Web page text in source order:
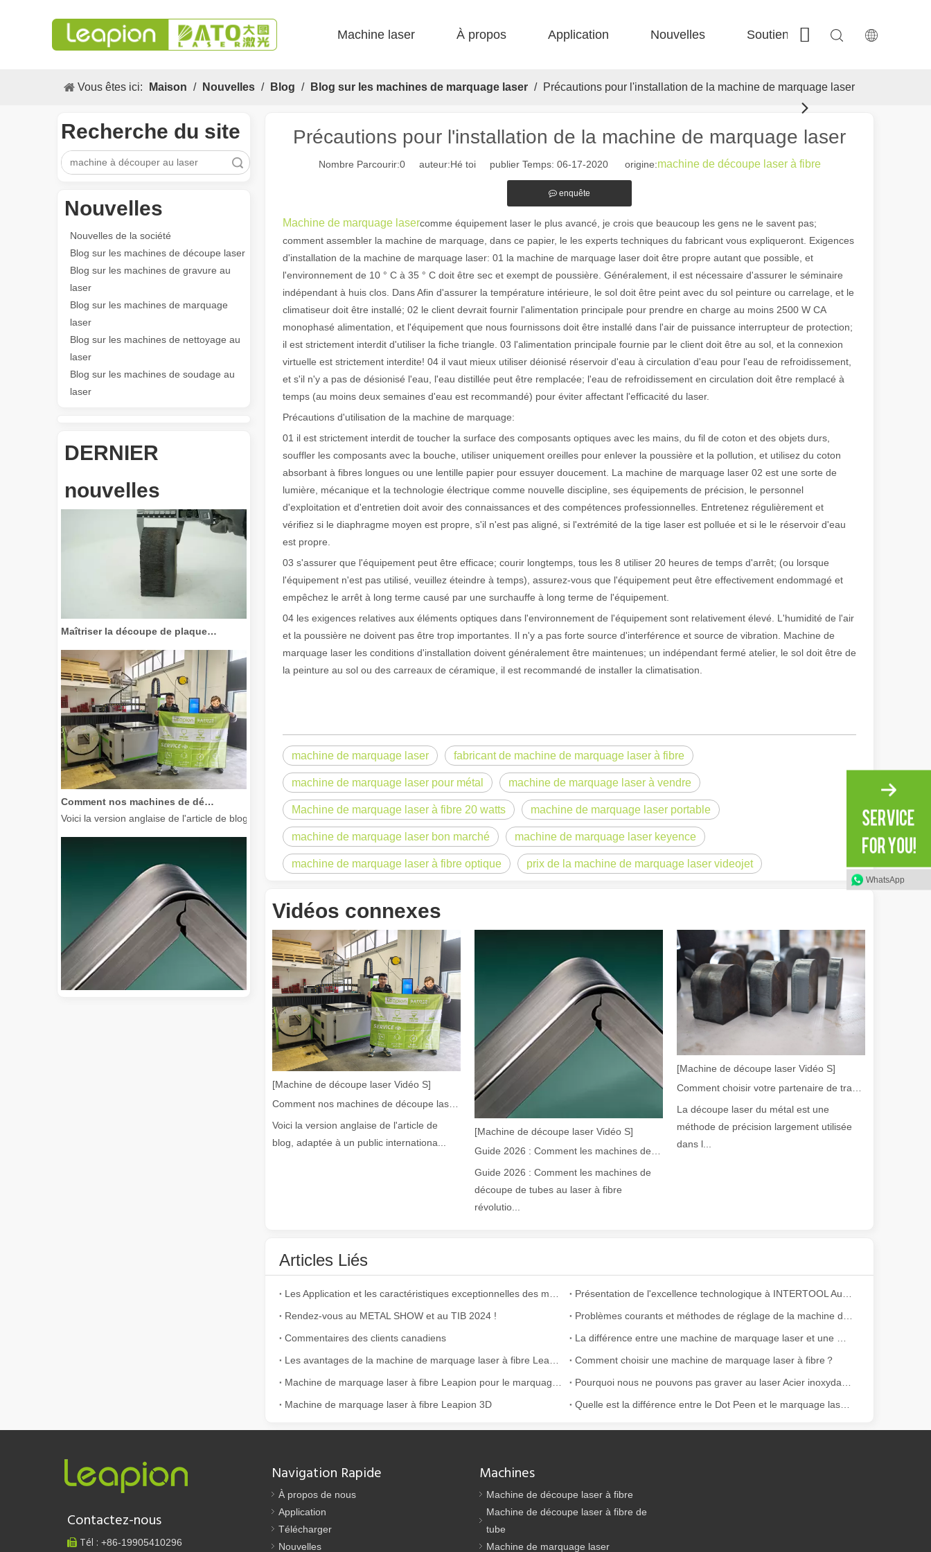
Machine laser À propos Application Nouvelles Soutien Contactez-nous
Vous êtes ici: Maison / Nouvelles / Blog / Blog sur les machines de marquage laser / Précautions pour l'installation de la machine de marquage laser
Recherche du site
recherche
Nouvelles
Nouvelles de la société
Blog sur les machines de découpe laser
Blog sur les machines de gravure au
laser
Blog sur les machines de marquage
laser
Blog sur les machines de nettoyage au
laser
Blog sur les machines de soudage au
laser
DERNIER
nouvelles
Les caractéristiques polyvalentes Application et les caractéristiques exceptionnelles des machines de marquage laser Le paysage de fabrication et industriel moderne, les machines de
Voici la version anglaise de l'article de blog, adaptée à un public international tout en conservant le ton professionnel et inspirant de l'original. Briller à travers le Pacifique : comment nos machines
Guide 2026 : Comment les machines de découpe de tubes au laser à fibre révolutionnent la fabrication de tuyauxDans le monde en évolution rapide de la fabrication métallique, l'efficacité et la
La découpe laser du métal est une méthode de précision largement utilisée dans la fabrication du métal. Il peut couper une large gamme de matériaux avec une haute précision et peu de
Précautions pour l'installation de la machine de marquage laser
Nombre Parcourir:0auteur:Hé toi publier Temps: 06-17-2020 origine:machine de découpe laser à fibre
enquête
Machine de marquage lasercomme équipement laser le plus avancé, je crois que beaucoup les gens ne le savent pas;
comment assembler la machine de marquage, dans ce papier, le les experts techniques du fabricant vous expliqueront. Exigences
d'installation de la machine de marquage laser: 01 la machine de marquage laser doit être propre autant que possible, et
l'environnement de 10 ° C à 35 ° C doit être sec et exempt de poussière. Généralement, il est nécessaire d'assurer le séminaire
indépendant à huis clos. Dans Afin d'assurer la température intérieure, le sol doit être peint avec du sol peinture ou carrelage, et le
climatiseur doit être installé; 02 le client devrait fournir l'alimentation principale pour prendre en charge au moins 2500 W CA
monophasé alimentation, et l'équipement que nous fournissons doit être installé dans l'air de puissance interrupteur de protection;
il est strictement interdit d'utiliser la fiche triangle. 03 l'alimentation principale fournie par le client doit être au sol, et la connexion
virtuelle est strictement interdite! 04 il vaut mieux utiliser déionisé réservoir d'eau à circulation d'eau pour l'eau de refroidissement,
et s'il n'y a pas de désionisé l'eau, l'eau distillée peut être remplacée; l'eau de refroidissement en circulation doit être remplacé à
temps (au moins deux semaines d'eau est recommandé) pour éviter affectant l'efficacité du laser.
Précautions d'utilisation de la machine de marquage:
01 il est strictement interdit de toucher la surface des composants optiques avec les mains, du fil de coton et des objets durs,
souffler les composants avec la bouche, utiliser uniquement oreilles pour enlever la poussière et la pollution, et utilisez du coton
absorbant à fibres longues ou une lentille papier pour essuyer doucement. La machine de marquage laser 02 est une sorte de
lumière, mécanique et la technologie électrique comme nouvelle discipline, ses équipements de précision, le personnel
d'exploitation et d'entretien doit avoir des connaissances et des compétences professionnelles. Entretenez régulièrement et
vérifiez si le diaphragme moyen est propre, s'il n'est pas aligné, si l'extrémité de la tige laser est polluée et si le le réservoir d'eau
est propre.
03 s'assurer que l'équipement peut être efficace; courir longtemps, tous les 8 utiliser 20 heures de temps d'arrêt; (ou lorsque
l'équipement n'est pas utilisé, veuillez éteindre à temps), assurez-vous que l'équipement peut être effectivement endommagé et
empêchez le arrêt à long terme causé par une surchauffe à long terme de l'équipement.
04 les exigences relatives aux éléments optiques dans l'environnement de l'équipement sont relativement élevé. L'humidité de l'air
et la poussière ne doivent pas être trop importantes. Il n'y a pas forte source d'interférence et source de vibration. Machine de
marquage laser les conditions d'installation doivent généralement être maintenues; un indépendant fermé atelier, le sol doit être de
la peinture au sol ou des carreaux de céramique, il est recommandé de installer la climatisation.
machine de marquage laser fabricant de machine de marquage laser à fibre
machine de marquage laser pour métal machine de marquage laser à vendre
Machine de marquage laser à fibre 20 watts machine de marquage laser portable
machine de marquage laser bon marché machine de marquage laser keyence
machine de marquage laser à fibre optique prix de la machine de marquage laser videojet
Vidéos connexes
[Machine de découpe laser Vidéo S]
Voici la version anglaise de l'article de
blog, adaptée à un public internationa...
[Machine de découpe laser Vidéo S]
Guide 2026 : Comment les machines de
découpe de tubes au laser à fibre
révolutio...
[Machine de découpe laser Vidéo S]
Comment choisir votre partenaire de travail : machine de découpe laser
La découpe laser du métal est une
méthode de précision largement utilisée
dans l...
Articles Liés
Rendez-vous au METAL SHOW et au TIB 2024 !
Commentaires des clients canadiens
Comment choisir une machine de marquage laser à fibre？
Machine de marquage laser à fibre Leapion 3D
Contactez-nous
 Tél : +86-19905410296
WhatsApp
Navigation Rapide
À propos de nous
Application
Télécharger
Nouvelles
Machines
Machine de découpe laser à fibre
Machine de découpe laser à fibre de
tube
Machine de marquage laser